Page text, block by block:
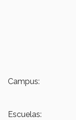
Campus:
Escuelas: